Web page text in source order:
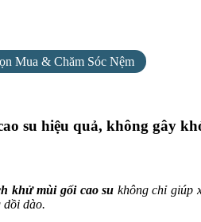
Mua & Chăm Sóc Nệm
su hiệu quả, không gây
khử mùi gối cao su không chỉ giúp
dồi dào.